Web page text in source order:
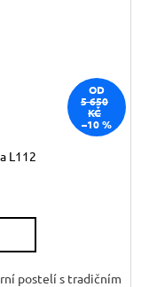
OD
5 650
KČ
–10 %
L112
postelí s tradičním